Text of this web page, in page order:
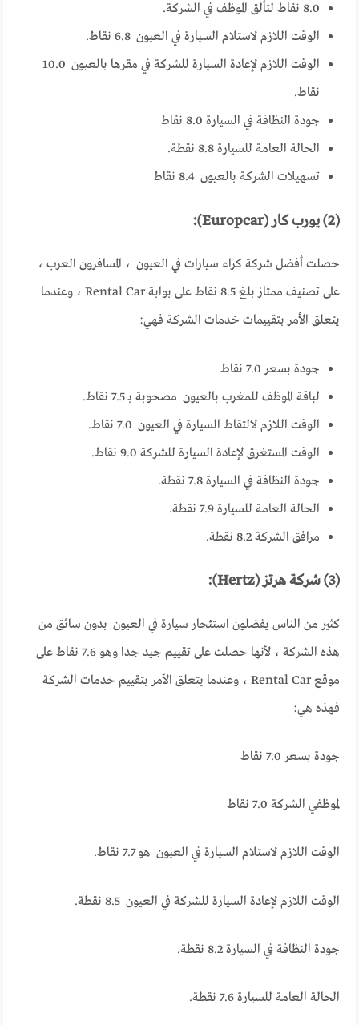
8.0 نقاط لتألق الموظف في الشركة.
الوقت اللازم لاستلام السيارة في العيون 6.8 نقاط.
الوقت اللازم لإعادة السيارة للشركة في مقرها بالعيون 10.0
نقاط.
جودة النظافة في السيارة 8.0 نقاط
الحالة العامة للسيارة 8.8 نقطة.
تسهيلات الشركة بالعيون 8.4 نقاط
(2) يورب كار (Europcar):
حصلت أفضل شركة كراء سيارات في العيون ، المسافرون العرب ،
على تصنيف ممتاز بلغ 8.5 نقاط على بوابة Rental Car ، وعندما
يتعلق الأمر بتقييمات خدمات الشركة فهي:
جودة بسعر 7.0 نقاط
لباقة الموظف للمغرب بالعيون مصحوبة بـ 7.5 نقاط.
الوقت اللازم لالتقاط السيارة في العيون 7.0 نقاط.
الوقت المستغرق لإعادة السيارة للشركة 9.0 نقاط.
جودة النظافة في السيارة 7.8 نقطة.
الحالة العامة للسيارة 7.9 نقطة.
مرافق الشركة 8.2 نقطة.
(3) شركة هرتز (Hertz):
كثير من الناس يفضلون استئجار سيارة في العيون بدون سائق من
هذه الشركة ، لأنها حصلت على تقييم جيد جدا وهو 7.6 نقاط على
موقع Rental Car ، وعندما يتعلق الأمر بتقييم خدمات الشركة
فهذه هي:
جودة بسعر 7.0 نقاط
لموظفي الشركة 7.0 نقاط
الوقت اللازم لاستلام السيارة في العيون هو 7.7 نقاط.
الوقت اللازم لإعادة السيارة للشركة في العيون 8.5 نقطة.
جودة النظافة في السيارة 8.2 نقطة.
الحالة العامة للسيارة 7.6 نقطة.